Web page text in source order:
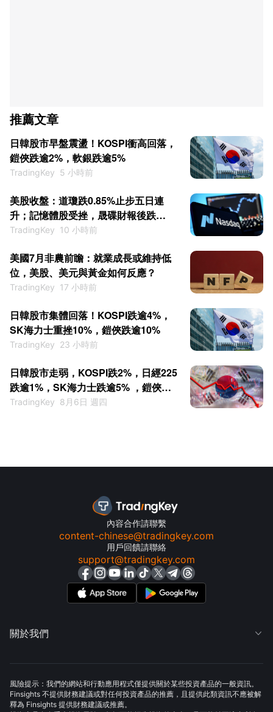
推薦文章
日韓股市早盤震盪！KOSPI衝高回落，
鎧俠跌逾2%，軟銀跌逾5%
TradingKey 5 小時前
美股收盤：道瓊跌0.85%止步五日連
升；記憶體股受挫，晟碟財報後跌
6%，威騰電子跌13%
TradingKey 10 小時前
美國7月非農前瞻：就業成長或維持低
位，美股、美元與黃金如何反應？
TradingKey 17 小時前
日韓股市集體回落！KOSPI跌逾4%，
SK海力士重挫10%，鎧俠跌逾10%
TradingKey 23 小時前
日韓股市走弱，KOSPI跌2%，日經225
跌逾1%，SK海力士跌逾5% ，鎧俠重
挫10%
TradingKey 8月6日 週四
內容合作請聯繫
content-chinese@tradingkey.com
用戶回饋請聯絡
support@tradingkey.com
關於我們 
風險提示：我們的網站和行動應用程式僅提供關於某些投資產品的一般資訊。
Finsights 不提供財務建議或對任何投資產品的推薦，且提供此類資訊不應被解
釋為 Finsights 提供財務建議或推薦。